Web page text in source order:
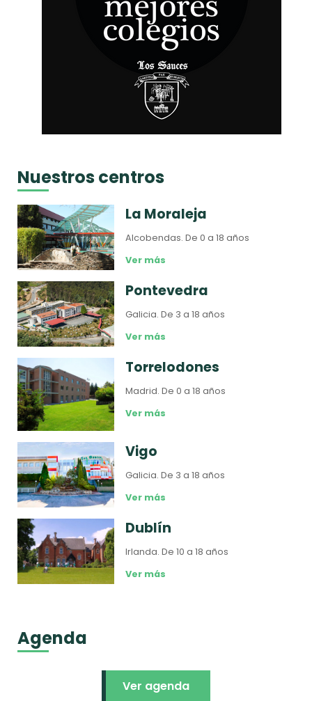
Nuestros centros
La Moraleja
Alcobendas.De 0 a 18 años
Ver más
Pontevedra
Galicia.De 3 a 18 años
Ver más
Torrelodones
Madrid.De 0 a 18 años
Ver más
Vigo
Galicia.De 3 a 18 años
Ver más
Dublín
Irlanda.De 10 a 18 años
Ver más
Agenda
Ver agenda